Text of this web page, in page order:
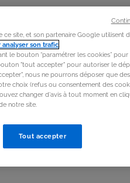
ce site, et son partenaire Google utilisent
son trafic
le bouton “paramétrer les cookies”
"tout accepter" pour autoriser le
nous ne pourrons déposer que
choix (refus ou consentement des
changer d'avis à tout moment en
notre site.
Tout accepter